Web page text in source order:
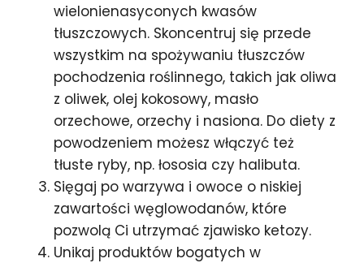
wielonienasyconych kwasów
tłuszczowych. Skoncentruj się przede
wszystkim na spożywaniu tłuszczów
pochodzenia roślinnego, takich jak oliwa
z oliwek, olej kokosowy, masło
orzechowe, orzechy i nasiona. Do diety z
powodzeniem możesz włączyć też
tłuste ryby, np. łososia czy halibuta.
Sięgaj po warzywa i owoce o niskiej
zawartości węglowodanów, które
pozwolą Ci utrzymać zjawisko ketozy.
Unikaj produktów bogatych w